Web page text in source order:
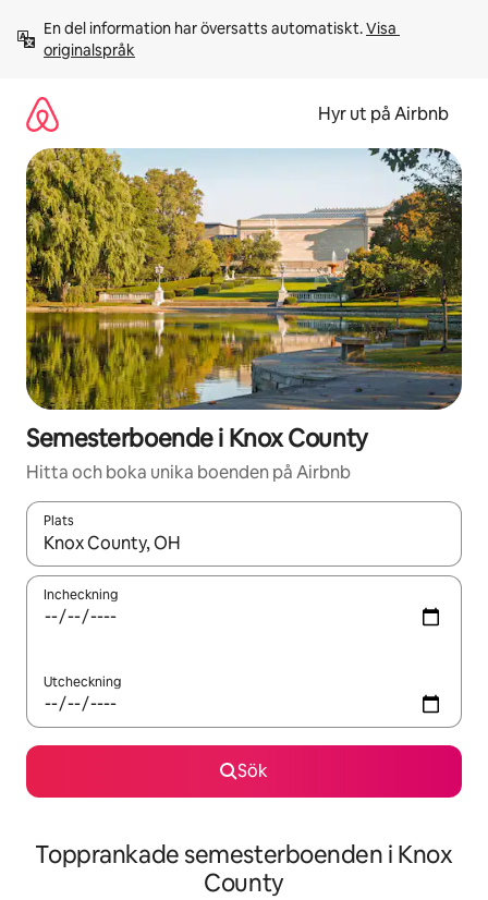
innehåll
En del information har översatts automatiskt. Visa
originalspråk
Hyr ut på Airbnb
Semesterboende i Knox County
Hitta och boka unika boenden på Airbnb
Plats
När resultaten är tillgängliga kan du navigera med upp- och
Incheckning
Utcheckning
Sök
Topprankade semesterboenden i Knox
County